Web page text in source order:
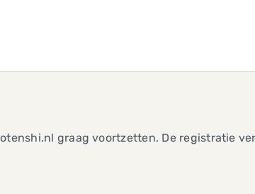
graag voortzetten. De registratie